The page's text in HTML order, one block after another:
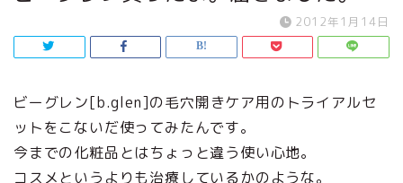
2012年1月14日
ビーグレン[b.glen]の毛穴開きケア用のトライアルセ
ットをこないだ使ってみたんです。
今までの化粧品とはちょっと違う使い心地。
コスメというよりも治療しているかのような。